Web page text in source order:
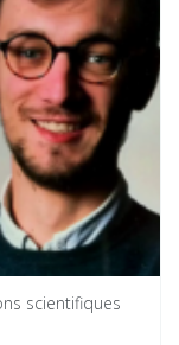
scientifiques